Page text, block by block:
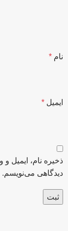
نام *
ایمیل *
ذخیره نام، ایمیل
دیدگاهی می‌نویسم.